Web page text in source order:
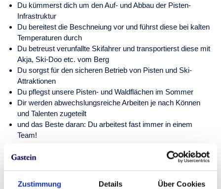
Zustimmung Details Über Cookies
Du kümmerst dich um den Auf- und Abbau der Pisten-
Infrastruktur
Du bereitest die Beschneiung vor und führst diese bei kalten
Temperaturen durch
Du betreust verunfallte Skifahrer und transportierst diese mit
Akja, Ski-Doo etc. vom Berg
Du sorgst für den sicheren Betrieb von Pisten und Ski-
Attraktionen
Du pflegst unsere Pisten- und Waldflächen im Sommer
Dir werden abwechslungsreiche Arbeiten je nach Können
und Talenten zugeteilt
und das Beste daran: Du arbeitest fast immer in einem
Team!
Profil:
Du hast einen handwerklichen Beruf erlernt
Du stehst gerne auf Ski